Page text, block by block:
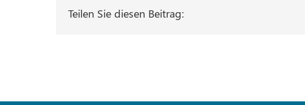
Teilen Sie diesen Beitrag: